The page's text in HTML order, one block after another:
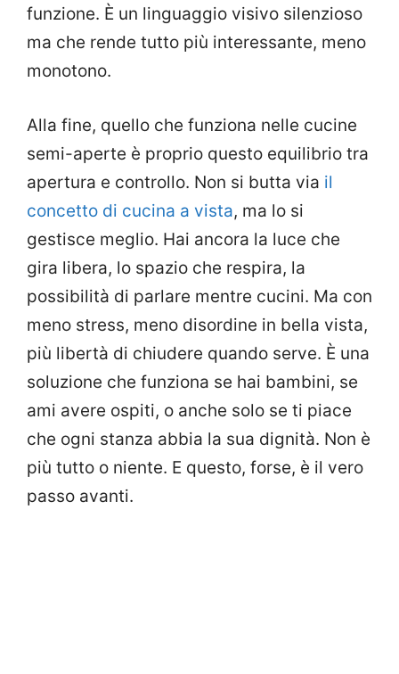
funzione. È un linguaggio visivo silenzioso
ma che rende tutto più interessante, meno
monotono.
Alla fine, quello che funziona nelle cucine
semi-aperte è proprio questo equilibrio tra
apertura e controllo. Non si butta via il
concetto di cucina a vista, ma lo si
gestisce meglio. Hai ancora la luce che
gira libera, lo spazio che respira, la
possibilità di parlare mentre cucini. Ma con
meno stress, meno disordine in bella vista,
più libertà di chiudere quando serve. È una
soluzione che funziona se hai bambini, se
ami avere ospiti, o anche solo se ti piace
che ogni stanza abbia la sua dignità. Non è
più tutto o niente. E questo, forse, è il vero
passo avanti.